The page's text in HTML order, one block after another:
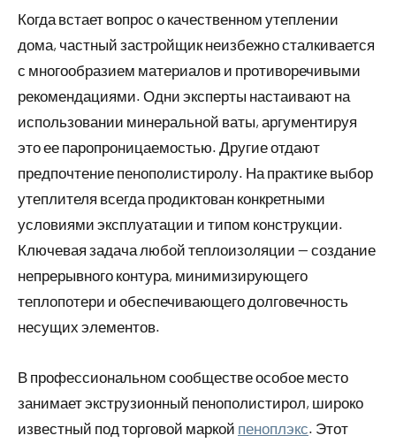
Когда встает вопрос о качественном утеплении
дома, частный застройщик неизбежно сталкивается
с многообразием материалов и противоречивыми
рекомендациями. Одни эксперты настаивают на
использовании минеральной ваты, аргументируя
это ее паропроницаемостью. Другие отдают
предпочтение пенополистиролу. На практике выбор
утеплителя всегда продиктован конкретными
условиями эксплуатации и типом конструкции.
Ключевая задача любой теплоизоляции — создание
непрерывного контура, минимизирующего
теплопотери и обеспечивающего долговечность
несущих элементов.
В профессиональном сообществе особое место
занимает экструзионный пенополистирол, широко
известный под торговой маркой пеноплэкс. Этот